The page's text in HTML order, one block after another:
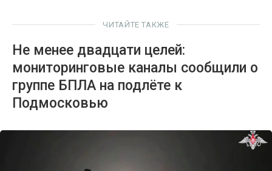
ЧИТАЙТЕ ТАКЖЕ
Не менее двадцати целей:
мониторинговые каналы сообщили о
группе БПЛА на подлёте к
Подмосковью